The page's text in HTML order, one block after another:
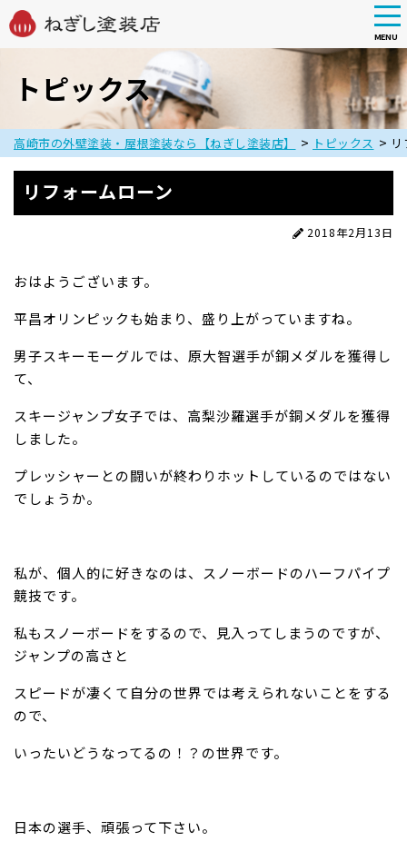
main
MENU
トピックス
高崎市の外壁塗装・屋根塗装なら【ねぎし塗装店】 > トピックス >
リフォームローン
2018年2月13日
おはようございます。
平昌オリンピックも始まり、盛り上がっていますね。
男子スキーモーグルでは、原大智選手が銅メダルを獲得し
て、
スキージャンプ女子では、高梨沙羅選手が銅メダルを獲得
しました。
プレッシャーとの闘いが終わりホットしているのではない
でしょうか。
私が、個人的に好きなのは、スノーボードのハーフパイプ
競技です。
私もスノーボードをするので、見入ってしまうのですが、
ジャンプの高さと
スピードが凄くて自分の世界では考えられないことをする
ので、
いったいどうなってるの！？の世界です。
日本の選手、頑張って下さい。